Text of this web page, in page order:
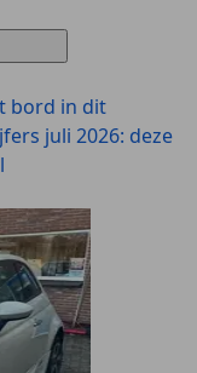
bord in dit
juli 2026: deze